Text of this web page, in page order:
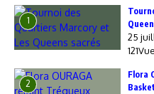
1
25
2
Flora